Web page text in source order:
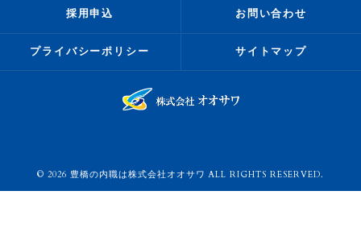
採用申込 お問い合わせ
プライバシーポリシー サイトマップ
© 2026 豊橋の内職は株式会社オオサワ ALL RIGHTS RESERVED.